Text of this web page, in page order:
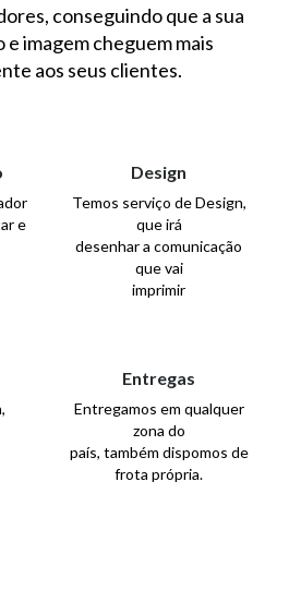
conseguindo que a sua
e imagem cheguem mais
aos seus clientes.
e
Design
Temos serviço de Design,
que irá
desenhar a comunicação
que vai
imprimir
Entregas
Entregamos em qualquer
zona do
país, também dispomos de
frota própria.